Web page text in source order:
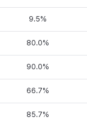
9.5%
80.0%
90.0%
66.7%
85.7%